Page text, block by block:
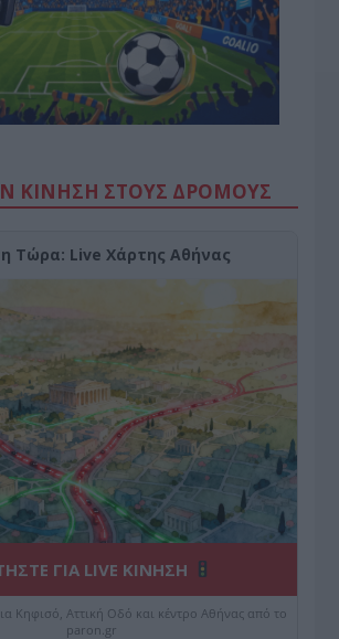
ΚΙΝΗΣΗ ΣΤΟΥΣ ΔΡΌΜΟΥΣ
Τώρα: Live Χάρτης Αθήνας
ΓΙΑ LIVE ΚΙΝΗΣΗ
Κηφισό, Αττική Οδό και κέντρο Αθήνας από το
paron.gr